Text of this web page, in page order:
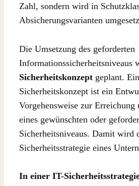
Zahl, sondern wird in
Absicherungsvarianten
Die Umsetzung des geforderten
Informationssicherheitsniveaus
Sicherheitskonzept geplant.
Sicherheitskonzept ist ein
Vorgehensweise zur Erreichung
eines gewünschten oder
Sicherheitsniveaus. Damit wird
Sicherheitsstrategie eines
In einer IT-